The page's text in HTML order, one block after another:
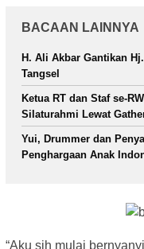
BACAAN LAINNYA
H. Ali Akbar Gantikan
Tangsel
Ketua RT dan Staf se-
Silaturahmi Lewat
Yui, Drummer dan
Penghargaan Anak
“Aku sih mulai